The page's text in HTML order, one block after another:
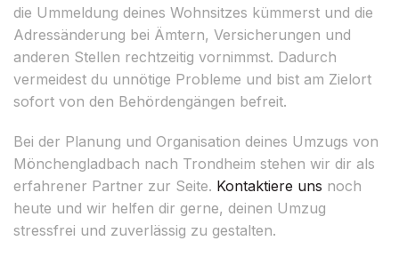
die Ummeldung deines Wohnsitzes kümmerst und die
Adressänderung bei Ämtern, Versicherungen und
anderen Stellen rechtzeitig vornimmst. Dadurch
vermeidest du unnötige Probleme und bist am Zielort
sofort von den Behördengängen befreit.
Bei der Planung und Organisation deines Umzugs von
Mönchengladbach nach Trondheim stehen wir dir als
erfahrener Partner zur Seite. Kontaktiere uns noch
heute und wir helfen dir gerne, deinen Umzug
stressfrei und zuverlässig zu gestalten.